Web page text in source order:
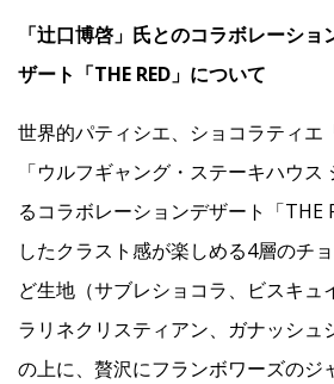
「辻󠄀口博啓」氏とのコラボレーシ
ザート「THE RED」について
世界的パティシエ、ショコラティエ
「ウルフギャング・ステーキハウス
るコラボレーションデザート「THE
したクラスト感が楽しめる4層のチ
ど生地（サブレショコラ、ビスキュ
ラリネクリスティアン、ガナッシュ
の上に、贅沢にフランボワーズのジ